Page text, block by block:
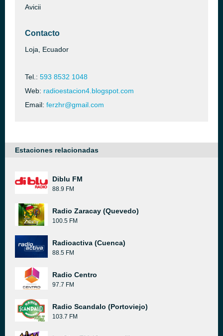
Avicii
Contacto
Loja, Ecuador
Tel.: 593 8532 1048
Web: radioestacion4.blogspot.com
Email: ferzhr@gmail.com
Estaciones relacionadas
Diblu FM
88.9 FM
Radio Zaracay (Quevedo)
100.5 FM
Radioactiva (Cuenca)
88.5 FM
Radio Centro
97.7 FM
Radio Scandalo (Portoviejo)
103.7 FM